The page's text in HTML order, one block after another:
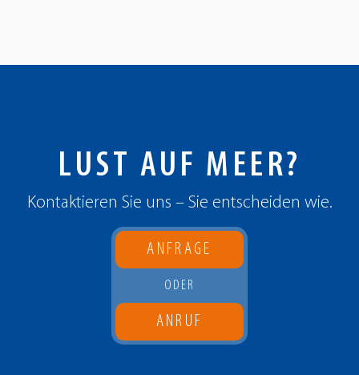
LUST AUF MEER?
Kontaktieren Sie uns – Sie entscheiden wie.
ANFRAGE
ODER
ANRUF